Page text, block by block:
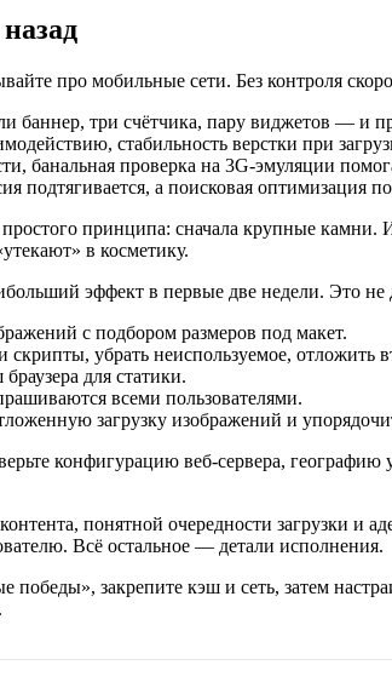
про мобильные сети. Без контроля
баннер, три счётчика, пару виджетов — и
стабильность верстки при
банальная проверка на 3G‑эмуляции
подтягивается, а поисковая оптимизация
принципа: сначала крупные
в косметику.
эффект в первые две недели. Это
с подбором размеров под макет.
убрать неиспользуемое, отложить
для статики.
всеми пользователями.
загрузку изображений и
конфигурацию веб‑сервера,
понятной очередности загрузки
Всё остальное — детали исполнения.
закрепите кэш и сеть, затем